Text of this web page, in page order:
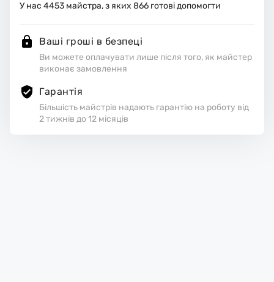
У нас 4453 майстра, з яких 866 готові допомогти
Ваші гроші в безпеці
Ви можете оплачувати лише після того, як майстер
виконає замовлення
Гарантія
Більшість майстрів надають гарантію на роботу від
2 тижнів до 12 місяців